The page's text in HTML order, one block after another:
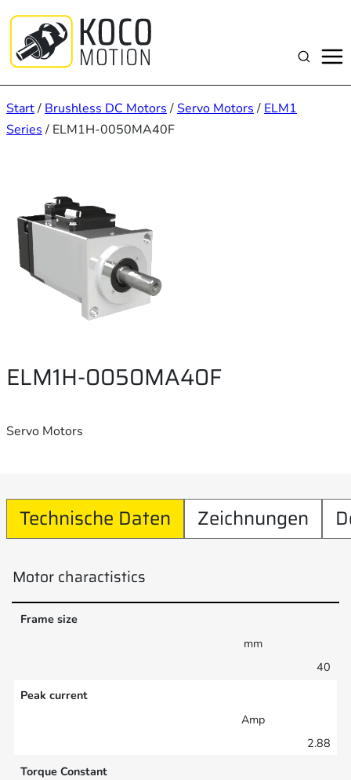
Inhalt
springen
Suchen
Start/ Brushless DC Motors /Servo Motors / ELM1
Series / ELM1H-0050MA40F
ELM1H-0050MA40F
Servo Motors
Technische Daten Zeichnungen
Motor charactistics
Frame size
mm
40
Peak current
Amp
2.88
Torque Constant